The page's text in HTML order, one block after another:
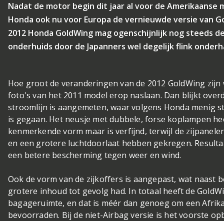
Nadat de motor begin dit jaar al voor de
Honda ook nu voor Europa de vernieuwde versie van
2012 Honda GoldWing mag ogenschijnlijk nog steeds
onderhuids door de Japanners wel degelijk flink
Hoe groot de veranderingen van de 2012 GoldWing
foto's van het 2011 model erop naslaan. Dan blijkt
stroomlijn is aangemeten, waar volgens Honda menig
is gegaan. Het neusje met dubbele, forse koplampen
kenmerkende vorm maar is verfijnd, terwijl de
en een grotere luchtdoorlaat hebben gekregen.
een betere bescherming tegen weer en wind.
Ook de vorm van de zijkoffers is aangepast, wat naast
grotere inhoud tot gevolg had. In totaal heeft de
bagageruimte, en dat is méér dan genoeg om een
bevoorraden. Bij de niet-Airbag versie is het voorste